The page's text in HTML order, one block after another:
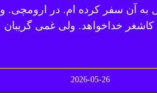
به آن سفر کرده ام. در ارومچی. و
کاشغر خداخواهد. ولی غمی گریبان
2026-05-26